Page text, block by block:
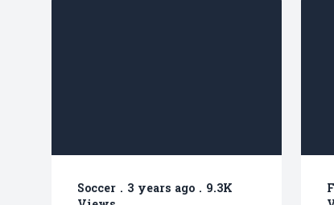
Soccer . 3 years ago . 9.3K